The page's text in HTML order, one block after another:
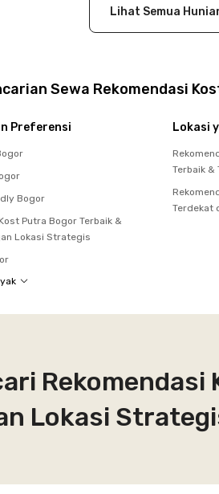
Lihat Semua
Sewa Rekomendasi
Preferensi
Bogor
Putra Bogor Terbaik &
Lokasi Strategis
Lokasi
Terbaik
Terdekat
Rekomendasi
Lokasi